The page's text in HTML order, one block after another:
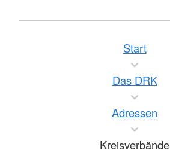
Start
Das DRK
Adressen
Kreisverbände